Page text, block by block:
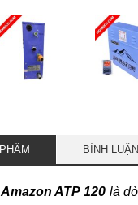
BÌNH LUẬN
ATP 120 là